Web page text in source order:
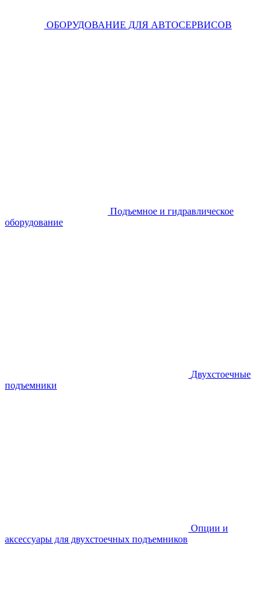
ОБОРУДОВАНИЕ ДЛЯ АВТОСЕРВИСОВ
Подъемное и гидравлическое
оборудование
Двухстоечные
подъемники
Опции и
аксессуары для двухстоечных подъемников